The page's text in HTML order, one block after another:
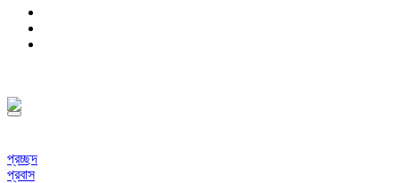
প্রচ্ছদ
প্রবাস